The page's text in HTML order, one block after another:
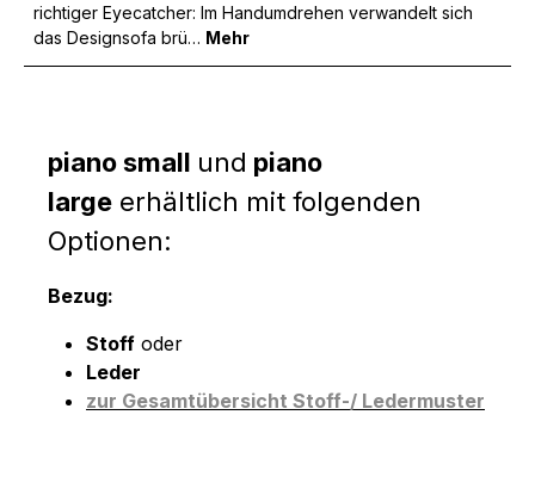
richtiger Eyecatcher: Im Handumdrehen verwandelt sich
das Designsofa brü… Mehr
piano small und piano
large erhältlich mit folgenden
Optionen:
Bezug:
Stoff oder
Leder
zur Gesamtübersicht Stoff-/ Ledermuster